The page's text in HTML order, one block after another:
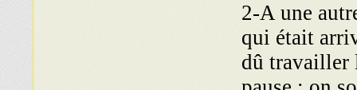
2-A une
qui était
dû travailler